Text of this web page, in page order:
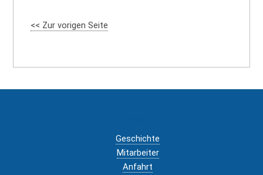
<< Zur vorigen Seite
Geschichte
Mitarbeiter
Anfahrt